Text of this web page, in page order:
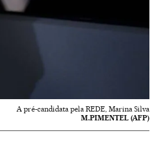
A pré-candidata pela REDE, Marina Silva
M.PIMENTEL (AFP)